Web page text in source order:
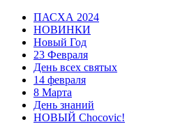
ПАСХА 2024
НОВИНКИ
Новый Год
23 Февраля
День всех святых
14 февраля
8 Марта
День знаний
НОВЫЙ Chocovic!